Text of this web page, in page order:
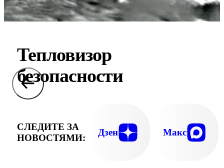
Тепловизор
безопасности
СЛЕДИТЕ ЗА
НОВОСТЯМИ:
Дзен Макс